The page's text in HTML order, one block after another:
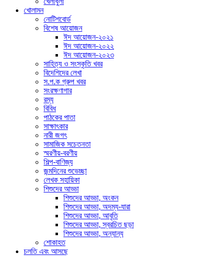
খোলামন
নোটিশবোর্ড
বিশেষ আয়োজন
ঈদ আয়োজন-২০২১
ঈদ আয়োজন-২০২২
ঈদ আয়োজন-২০২৩
সাহিত্য ও সংস্কৃতি খবর
বিদেশিদের লেখা
স.প.ক গ্রুপ খবর
সংরক্ষণাগার
রম্য
বিবিধ
পাঠকের পাতা
সাক্ষাৎকার
নারী জগৎ
সামাজিক সচেতনতা
স্মরণীয়-বরণীয়
শিল্প-বাণিজ্য
জন্মদিনের শুভেচ্ছা
লেখক সহায়িকা
শিশুদের আড্ডা
শিশুদের আড্ডা, অংকন
শিশুদের আড্ডা, অদম্য-যারা
শিশুদের আড্ডা, আবৃতি
শিশুদের আড্ডা, স্বরচিত ছড়া
শিশুদের আড্ডা, অন্যান্য
শোকাহত
চলতি এবং আসছে